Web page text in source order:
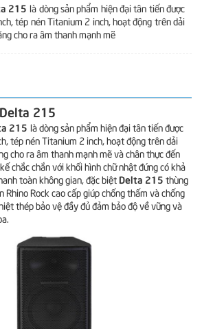
215là dòng sản phẩm hiện đại tân tiến được
tép nén Titanium 2 inch, hoạt động trên dải
cho ra âm thanh mạnh mẽ
215
215 là dòng sản phẩm hiện đại tân tiến được
tép nén Titanium 2 inch, hoạt động trên dải
cho ra âm thanh mạnh mẽ và chân thực đến
chắc chắn với khối hình chữ nhật đứng có khả
toàn không gian, đặc biệt Delta 215 thùng
Rhino Rock cao cấp giúp chống thấm và chống
thép bảo vệ đầy đủ đảm bảo độ về vững và